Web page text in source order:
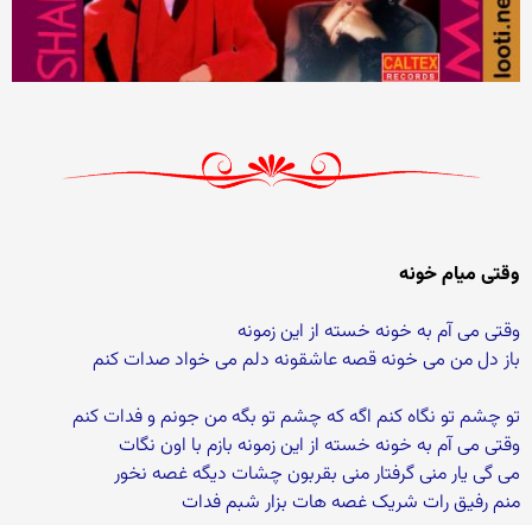
وقتی میام خونه
وقتی می آم به خونه خسته از این زمونه
باز دل من می خونه قصه عاشقونه دلم می خواد صدات کنم
تو چشم تو نگاه کنم اگه که چشم تو بگه من جونم و فدات کنم
وقتی می آم به خونه خسته از این زمونه بازم با اون نگات
می گی یار منی گرفتار منی بقربون چشات دیگه غصه نخور
منم رفیق رات شریک غصه هات بزار شبم فدات